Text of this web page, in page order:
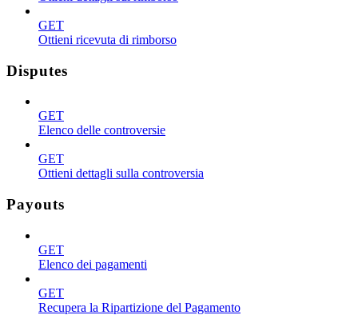
GET
Ottieni ricevuta di rimborso
Disputes
GET
Elenco delle controversie
GET
Ottieni dettagli sulla controversia
Payouts
GET
Elenco dei pagamenti
GET
Recupera la Ripartizione del Pagamento